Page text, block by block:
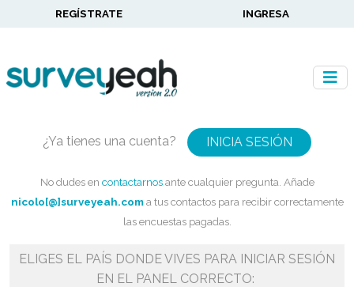
REGÍSTRATE INGRESA
¿Ya tienes una cuenta? INICIA SESIÓN
No dudes en contactarnosante cualquier pregunta. Añade
nicolo[@]surveyeah.coma tus contactos para recibir correctamente
las encuestas pagadas.
ELIGES EL PAÍS DONDE VIVES PARA INICIAR SESIÓN
EN EL PANEL CORRECTO: